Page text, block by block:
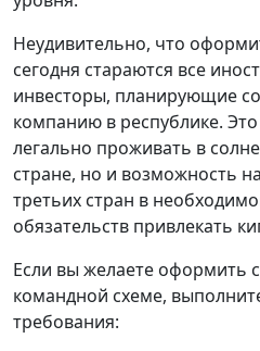
Неудивительно, что
сегодня стараются все
инвесторы, планирующие
компанию в республике.
легально проживать в
стране, но и возможность
третьих стран в
обязательств привлекать
Если вы желаете оформить
командной схеме,
требования: